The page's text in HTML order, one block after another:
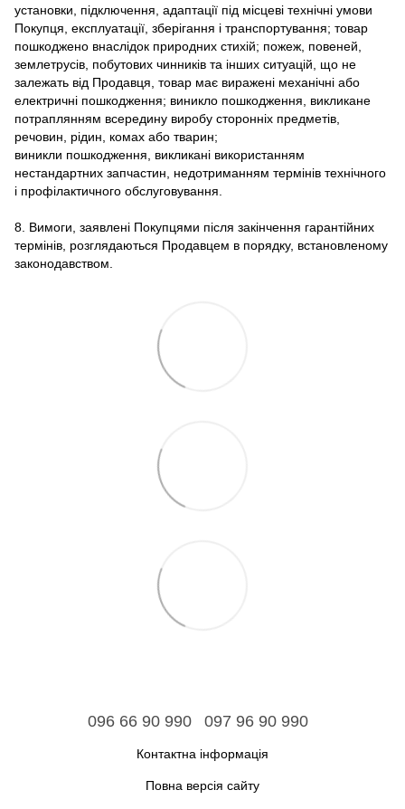
установки, підключення, адаптації під місцеві технічні умови
Покупця, експлуатації, зберігання і транспортування; товар
пошкоджено внаслідок природних стихій; пожеж, повеней,
землетрусів, побутових чинників та інших ситуацій, що не
залежать від Продавця, товар має виражені механічні або
електричні пошкодження; виникло пошкодження, викликане
потраплянням всередину виробу сторонніх предметів,
речовин, рідин, комах або тварин;
виникли пошкодження, викликані використанням
нестандартних запчастин, недотриманням термінів технічного
і профілактичного обслуговування.
8. Вимоги, заявлені Покупцями після закінчення гарантійних
термінів, розглядаються Продавцем в порядку, встановленому
законодавством.
096 66 90 990 097 96 90 990
Контактна інформація
Повна версія сайту